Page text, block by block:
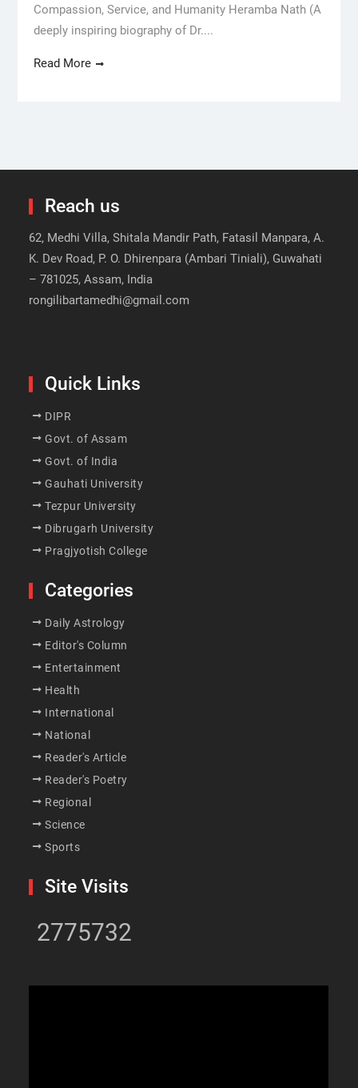
Compassion, Service, and Humanity Heramba Nath (A
deeply inspiring biography of Dr....
Read More
Reach us
62, Medhi Villa, Shitala Mandir Path, Fatasil Manpara, A.
K. Dev Road, P. O. Dhirenpara (Ambari Tiniali), Guwahati
– 781025, Assam, India
rongilibartamedhi@gmail.com
Quick Links
DIPR
Govt. of Assam
Govt. of India
Gauhati University
Tezpur University
Dibrugarh University
Pragjyotish College
Categories
Daily Astrology
Editor's Column
Entertainment
Health
International
National
Reader's Article
Reader's Poetry
Regional
Science
Sports
Site Visits
2775732